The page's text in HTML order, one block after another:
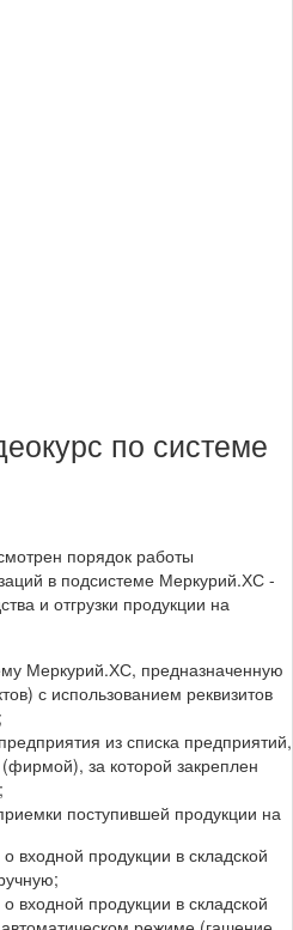
по системе
порядок работы
в подсистеме Меркурий.ХС -
и отгрузки продукции на
Меркурий.ХС, предназначенную
с использованием реквизитов
из списка предприятий,
за которой закреплен
поступившей продукции на
входной продукции в складской
входной продукции в складской